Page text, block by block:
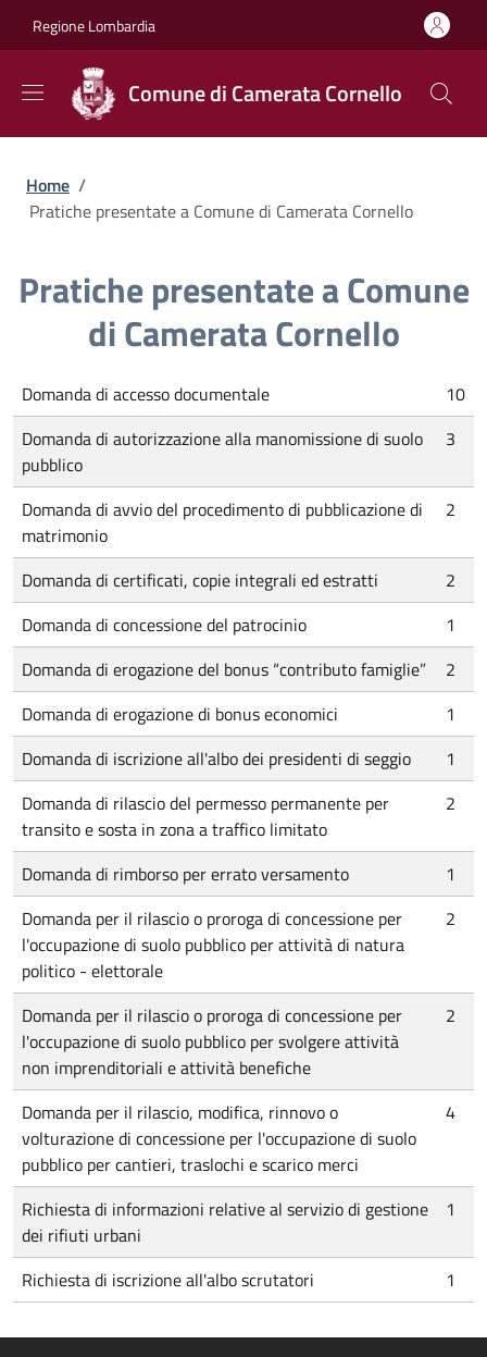
Regione Lombardia
Comune di Camerata Cornello
Briciole di pane
Home /
Pratiche presentate a Comune di Camerata Cornello
Pratiche presentate a Comune
di Camerata Cornello
Domanda di accesso documentale
10
Domanda di autorizzazione alla manomissione di suolo
pubblico
3
Domanda di avvio del procedimento di pubblicazione di
matrimonio
2
Domanda di certificati, copie integrali ed estratti
2
Domanda di concessione del patrocinio
1
Domanda di erogazione del bonus “contributo famiglie”
2
Domanda di erogazione di bonus economici
1
Domanda di iscrizione all'albo dei presidenti di seggio
1
Domanda di rilascio del permesso permanente per
transito e sosta in zona a traffico limitato
2
Domanda di rimborso per errato versamento
1
Domanda per il rilascio o proroga di concessione per
l'occupazione di suolo pubblico per attività di natura
politico - elettorale
2
Domanda per il rilascio o proroga di concessione per
l'occupazione di suolo pubblico per svolgere attività
non imprenditoriali e attività benefiche
2
Domanda per il rilascio, modifica, rinnovo o
volturazione di concessione per l'occupazione di suolo
pubblico per cantieri, traslochi e scarico merci
4
Richiesta di informazioni relative al servizio di gestione
dei rifiuti urbani
1
Richiesta di iscrizione all'albo scrutatori 1